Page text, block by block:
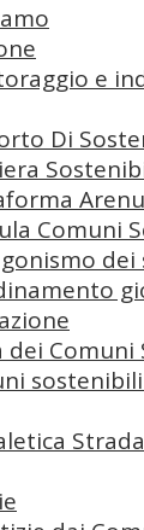
e
Di
Comuni
dei
dei Comuni